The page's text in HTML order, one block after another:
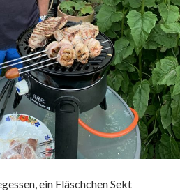
ein Fläschchen Sekt